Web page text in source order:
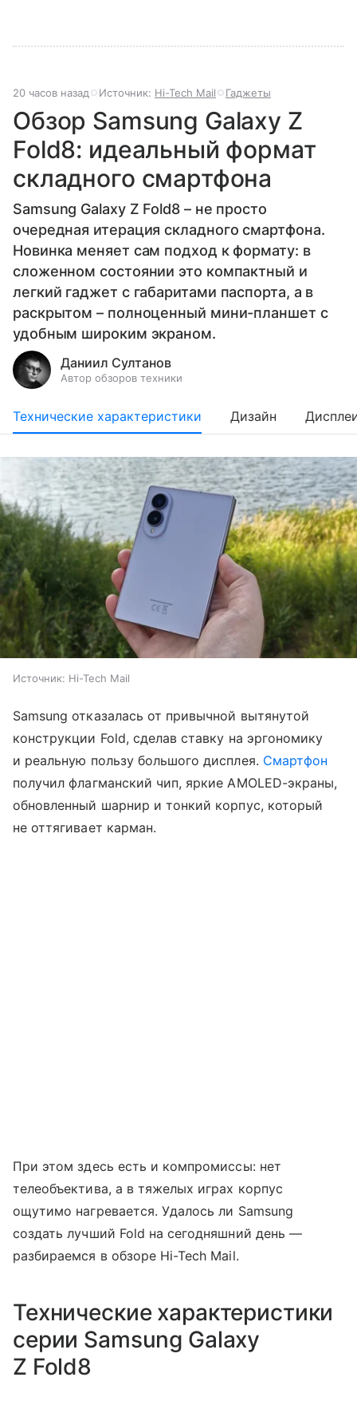
20 часов назад Источник: Hi-Tech Mail Гаджеты
Обзор Samsung Galaxy Z
Fold8: идеальный формат
складного смартфона
Samsung Galaxy Z Fold8 – не просто
очередная итерация складного смартфона.
Новинка меняет сам подход к формату: в
сложенном состоянии это компактный и
легкий гаджет с габаритами паспорта, а в
раскрытом – полноценный мини-планшет с
удобным широким экраном.
Даниил Султанов
Автор обзоров техники
Технические характеристики Дизайн
Источник: Hi-Tech Mail
Samsung отказалась от привычной вытянутой
конструкции Fold, сделав ставку на эргономику
и реальную пользу большого дисплея. Смартфон
получил флагманский чип, яркие AMOLED-экраны,
обновленный шарнир и тонкий корпус, который
не оттягивает карман.
При этом здесь есть и компромиссы: нет
телеобъектива, а в тяжелых играх корпус
ощутимо нагревается. Удалось ли Samsung
создать лучший Fold на сегодняшний день —
разбираемся в обзоре Hi-Tech Mail.
Технические характеристики
серии Samsung Galaxy
Z Fold8